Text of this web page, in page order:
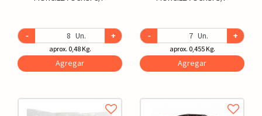
- Un. +
aprox. 0,48 Kg.
Agregar
- Un. +
aprox. 0,455 Kg.
Agregar